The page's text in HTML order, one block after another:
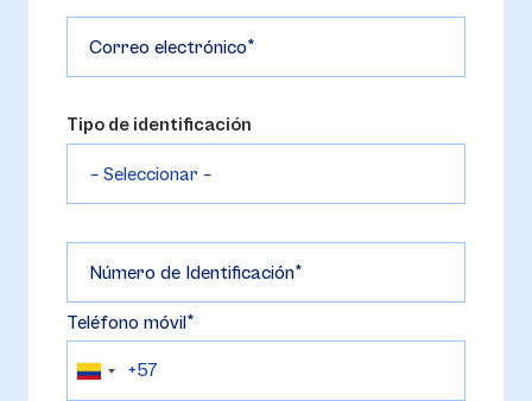
Correo electrónico
Tipo de identificación
Número de Identificación
Teléfono móvil